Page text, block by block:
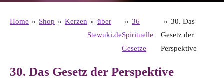
Home » Shop » Kerzen » über
Stewuki.de
» 36
Spirituelle
Gesetze
» 30. Das
Gesetz der
Perspektive
30. Das Gesetz der Perspektive